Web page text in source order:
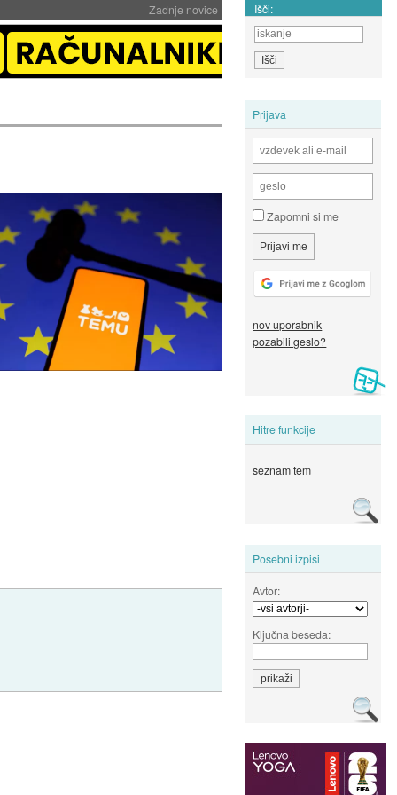
Zadnje novice Išči:
Prijava
Zapomni si me
nov uporabnik
pozabili geslo?
Hitre funkcije
seznam tem
Posebni izpisi
Avtor:
Ključna beseda: